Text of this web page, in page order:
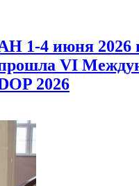
4 июня 2026
VI
2026